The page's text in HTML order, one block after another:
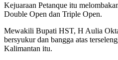
Kejuaraan Petanque itu
Double Open dan Triple Open.
Mewakili Bupati HST, H Aulia
bersyukur dan bangga atas
Kalimantan itu.